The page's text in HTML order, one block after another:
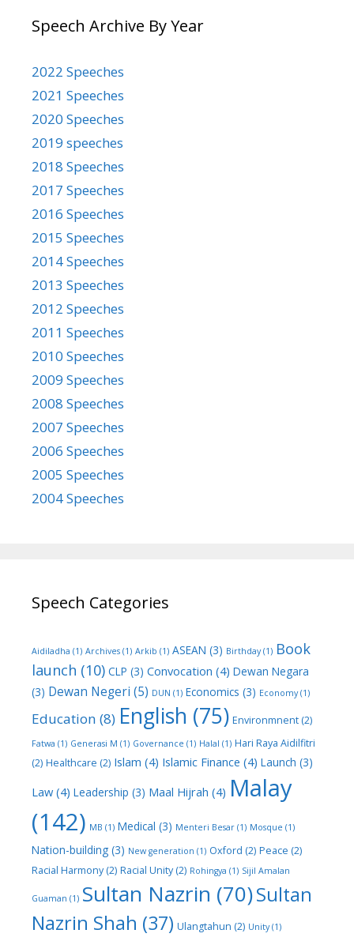
Speech Archive By Year
2022 Speeches
2021 Speeches
2020 Speeches
2019 speeches
2018 Speeches
2017 Speeches
2016 Speeches
2015 Speeches
2014 Speeches
2013 Speeches
2012 Speeches
2011 Speeches
2010 Speeches
2009 Speeches
2008 Speeches
2007 Speeches
2006 Speeches
2005 Speeches
2004 Speeches
Speech Categories
Aidiladha (1) Archives (1) Arkib (1) ASEAN (3) Birthday(1) Book
launch (10) CLP (3) Convocation (4) Dewan Negara
(3) Dewan Negeri (5) DUN (1) Economics (3) Economy(1)
Education (8) English (75) Environmnent (2)
Fatwa (1) Generasi M (1) Governance (1) Halal (1) Hari Raya Aidilfitri
(2) Healthcare (2) Islam (4) Islamic Finance (4) Launch (3)
Law (4) Leadership (3) Maal Hijrah (4) Malay
(142) MB (1) Medical (3) Menteri Besar (1) Mosque (1)
Nation-building (3) New generation (1) Oxford (2) Peace (2)
Racial Harmony (2) Racial Unity (2) Rohingya (1) Sijil Amalan
Guaman (1) Sultan Nazrin (70)Sultan
Nazrin Shah (37) Ulangtahun (2) Unity(1)